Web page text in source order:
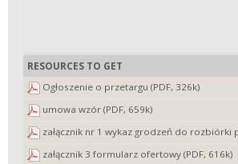
RESOURCES TO GET
Ogłoszenie o przetargu (PDF, 326k)
umowa wzór (PDF, 659k)
załącznik nr 1 wykaz grodzeń do rozbiórki
załącznik 3 formularz ofertowy (PDF, 616k)